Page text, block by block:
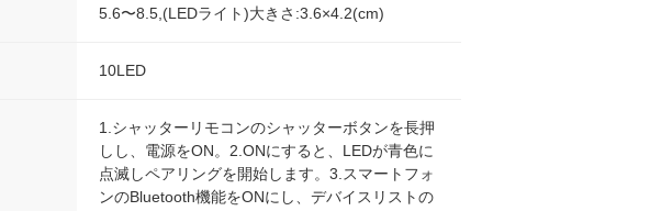
5.6〜8.5,(LEDライト)大きさ:3.6×4.2(cm)
10LED
1.シャッターリモコンのシャッターボタンを長押
しし、電源をON。2.ONにすると、LEDが青色に
点滅しペアリングを開始します。3.スマートフォ
ンのBluetooth機能をONにし、デバイスリストの